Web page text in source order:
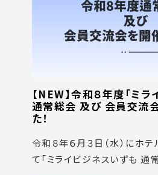
【NEW】令和８年度「ミ
通常総会 及び 会員交流
た！
令和８年６月３日（水）にホ
て「ミライビジネスいずも